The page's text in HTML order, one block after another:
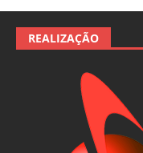
REALIZAÇÃO